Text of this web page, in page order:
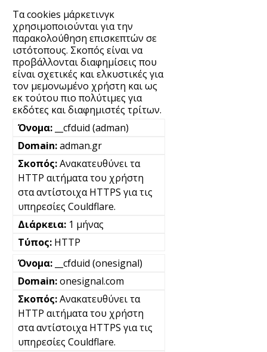
Τα cookies μάρκετινγκ
χρησιμοποιούνται για την
παρακολούθηση επισκεπτών σε
ιστότοπους. Σκοπός είναι να
προβάλλονται διαφημίσεις που
είναι σχετικές και ελκυστικές για
τον μεμονωμένο χρήστη και ως
εκ τούτου πιο πολύτιμες για
εκδότες και διαφημιστές τρίτων.
__cfduid (adman)
adman.gr
Ανακατευθύνει τα
HTTP αιτήματα του χρήστη
στα αντίστοιχα HTTPS για τις
υπηρεσίες Couldflare.
1 μήνας
HTTP
__cfduid (onesignal)
onesignal.com
Ανακατευθύνει τα
HTTP αιτήματα του χρήστη
στα αντίστοιχα HTTPS για τις
υπηρεσίες Couldflare.